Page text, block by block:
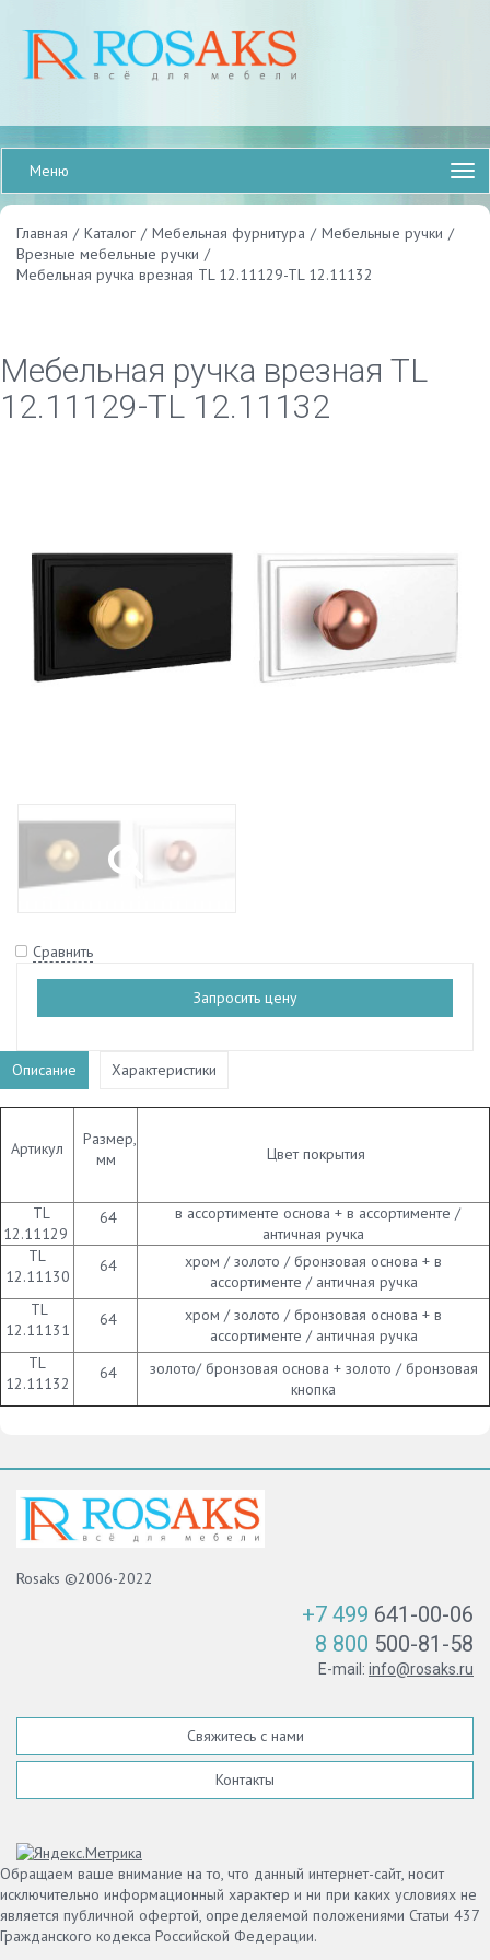
Меню
Главная / Каталог / Мебельная фурнитура / Мебельные ручки /
Врезные мебельные ручки /
Мебельная ручка врезная TL 12.11129-TL 12.11132
Мебельная ручка врезная TL
12.11129-TL 12.11132
Сравнить
Запросить цену
Описание Характеристики
Артикул
Размер,
мм
Цвет покрытия
TL
12.11129
64
в ассортименте основа + в ассортименте /
античная ручка
TL
12.11130
64
хром / золото / бронзовая основа + в
ассортименте / античная ручка
TL
12.11131
64
хром / золото / бронзовая основа + в
ассортименте / античная ручка
TL
12.11132
64
золото/ бронзовая основа + золото / бронзовая
кнопка
Rosaks ©2006-2022
+7 499 641-00-06
8 800 500-81-58
E-mail: info@rosaks.ru
Свяжитесь с нами
Контакты
Обращаем ваше внимание на то, что данный интернет-сайт, носит
исключительно информационный характер и ни при каких условиях не
является публичной офертой, определяемой положениями Статьи 437
Гражданского кодекса Российской Федерации.